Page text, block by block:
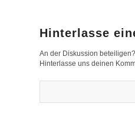
Hinterlasse
An der Diskussion beteiligen?
Hinterlasse uns deinen